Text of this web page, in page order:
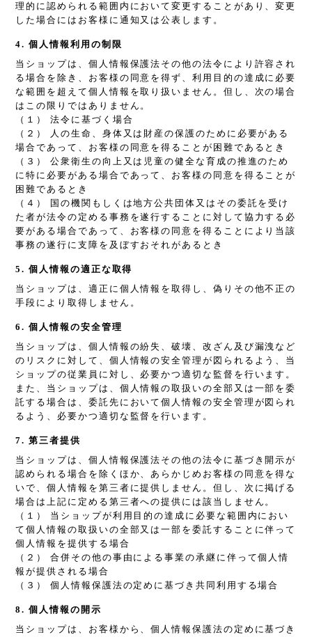
理的に認められる範囲内において変更することがあり、変更
した場合にはお客様に通知又は公表します。
4. 個人情報利用の制限
当ショップは、個人情報保護法その他の法令により許容され
る場合を除き、お客様の同意を得ず、利用目的の達成に必要
な範囲を超えて個人情報を取り扱いません。但し、次の場合
はこの限りではありません。
（１） 法令に基づく場合
（２） 人の生命、身体又は財産の保護のために必要がある
場合であって、お客様の同意を得ることが困難であるとき
（３） 公衆衛生の向上又は児童の健全な育成の推進のため
に特に必要がある場合であって、お客様の同意を得ることが
困難であるとき
（４） 国の機関もしくは地方公共団体又はその委託を受け
た者が法令の定める事務を遂行することに対して協力する必
要がある場合であって、お客様の同意を得ることにより当該
事務の遂行に支障を及ぼすおそれがあるとき
5. 個人情報の適正な取得
当ショップは、適正に個人情報を取得し、偽りその他不正の
手段により取得しません。
6. 個人情報の安全管理
当ショップは、個人情報の紛失、破壊、改ざん及び漏洩など
のリスクに対して、個人情報の安全管理が図られるよう、当
ショップの従業員に対し、必要かつ適切な監督を行います。
また、当ショップは、個人情報の取扱いの全部又は一部を委
託する場合は、委託先において個人情報の安全管理が図られ
るよう、必要かつ適切な監督を行います。
7. 第三者提供
当ショップは、個人情報保護法その他の法令に基づき開示が
認められる場合を除くほか、あらかじめお客様の同意を得な
いで、個人情報を第三者に提供しません。但し、次に掲げる
場合は上記に定める第三者への提供には該当しません。
（１） 当ショップが利用目的の達成に必要な範囲内におい
て個人情報の取扱いの全部又は一部を委託することに伴って
個人情報を提供する場合
（２） 合併その他の事由による事業の承継に伴って個人情
報が提供される場合
（３） 個人情報保護法の定めに基づき共同利用する場合
8. 個人情報の開示
当ショップは、お客様から、個人情報保護法の定めに基づき